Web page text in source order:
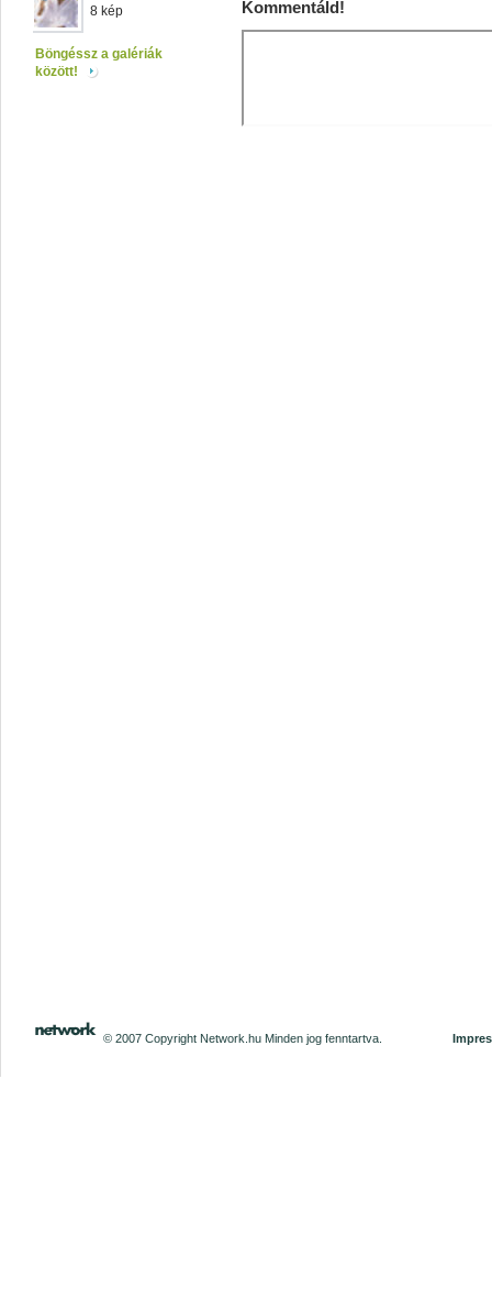
8 kép
Böngéssz a galériák
között!
Kommentáld!
© 2007 Copyright Network.hu Minden jog fenntartva.